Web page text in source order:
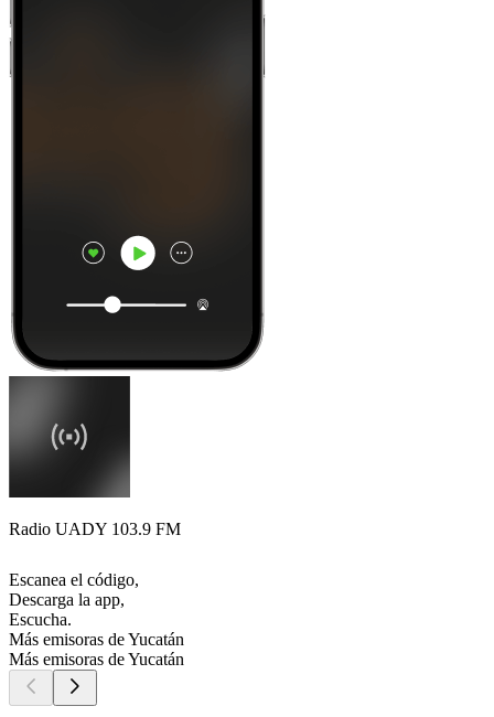
Radio UADY 103.9 FM
Escanea el código,
Descarga la app,
Escucha.
Más emisoras de Yucatán
Más emisoras de Yucatán